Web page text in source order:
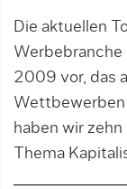
Die aktuellen
Werbebranche
2009 vor, das
Wettbewerben
haben wir
Thema